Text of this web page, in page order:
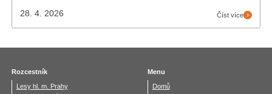
28. 4. 2026 Číst více
Rozcestník
Lesy hl. m. Prahy
Menu
Domů